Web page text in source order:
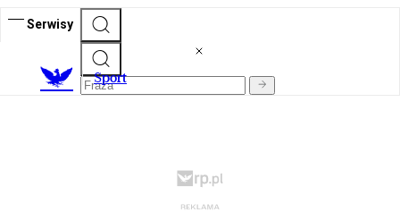
Serwisy
Sport